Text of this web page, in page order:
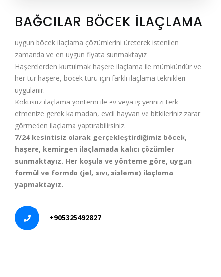
BAĞCILAR BÖCEK İLAÇLAMA
uygun böcek ilaçlama çözümlerini üreterek istenilen
zamanda ve en uygun fiyata sunmaktayız.
Haşerelerden kurtulmak haşere ilaçlama ile mümkündür ve
her tür haşere, böcek türü için farklı ilaçlama teknikleri
uygulanır.
Kokusuz ilaçlama yöntemi ile ev veya iş yerinizi terk
etmenize gerek kalmadan, evcil hayvan ve bitkileriniz zarar
görmeden ilaçlama yaptırabilirsiniz.
7/24 kesintisiz olarak gerçekleştirdiğimiz böcek,
haşere, kemirgen ilaçlamada kalıcı çözümler
sunmaktayız. Her koşula ve yönteme göre, uygun
formül ve formda (jel, sıvı, sisleme) ilaçlama
yapmaktayız.
+905325492827